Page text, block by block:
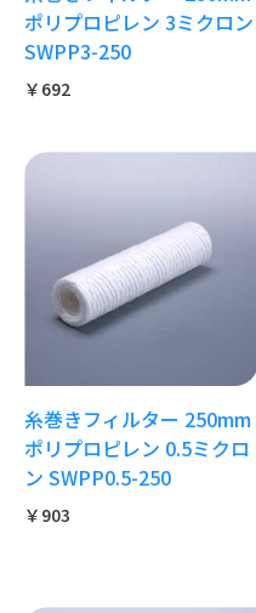
ポリプロピレン 3ミクロン
SWPP3-250
￥692
糸巻きフィルター 250mm
ポリプロピレン 0.5ミクロ
ン SWPP0.5-250
￥903